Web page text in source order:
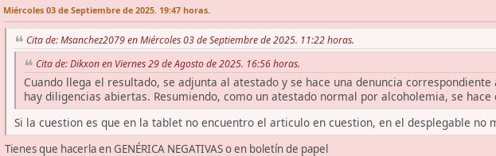
Miércoles 03 de Septiembre de 2025. 19:47 horas.
Cita de: Msanchez2079 en Miércoles 03 de Septiembre de 2025. 11:22 horas.
Cita de: Dikxon en Viernes 29 de Agosto de 2025. 16:56 horas.
Cuando llega el resultado, se adjunta al atestado y se hace una denuncia
hay diligencias abiertas. Resumiendo, como un atestado normal por alcoholemia, se
Si la cuestion es que en la tablet no encuentro el articulo en cuestion, en el desplegable no
Tienes que hacerla en GENÉRICA NEGATIVAS o en boletín de papel